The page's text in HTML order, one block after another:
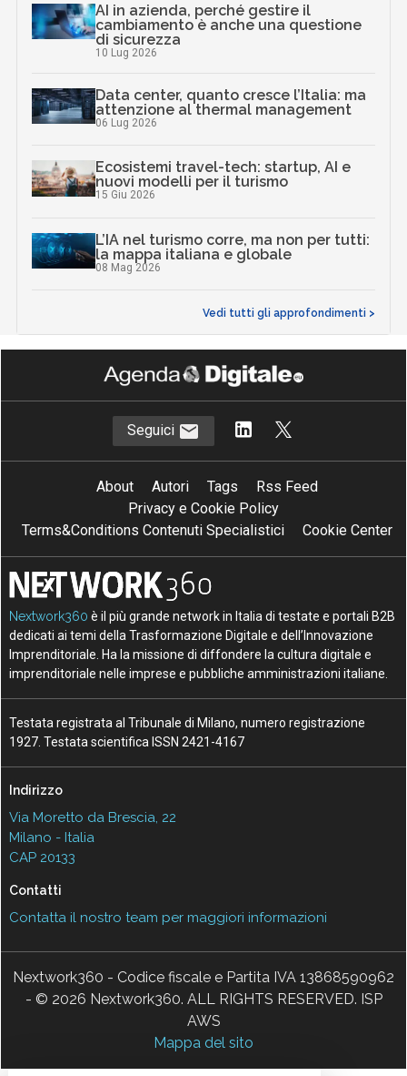
AI in azienda, perché gestire il
cambiamento è anche una questione
di sicurezza
10 Lug 2026
Data center, quanto cresce l’Italia: ma
attenzione al thermal management
06 Lug 2026
Ecosistemi travel-tech: startup, AI e
nuovi modelli per il turismo
15 Giu 2026
L’IA nel turismo corre, ma non per tutti:
la mappa italiana e globale
08 Mag 2026
Vedi tutti gli approfondimenti >
Seguici
About Autori Tags
Rss Feed
Privacy e Cookie Policy
Terms&Conditions Contenuti Specialistici
Cookie Center
Nextwork360 è il più grande network in Italia di testate e portali B2B
dedicati ai temi della Trasformazione Digitale e dell’Innovazione
Imprenditoriale. Ha la missione di diffondere la cultura digitale e
imprenditoriale nelle imprese e pubbliche amministrazioni italiane.
Testata registrata al Tribunale di Milano, numero registrazione
1927. Testata scientifica ISSN 2421-4167
Indirizzo
Via Moretto da Brescia, 22
Milano - Italia
CAP 20133
Contatti
Contatta il nostro team per maggiori informazioni
Nextwork360 - Codice fiscale e Partita IVA 13868590962
- © 2026 Nextwork360. ALL RIGHTS RESERVED. ISP
AWS
Mappa del sito